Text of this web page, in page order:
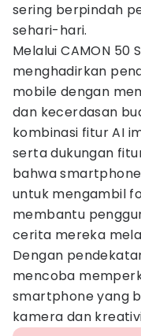
sering berpindah
sehari-hari.
Melalui CAMON 50
menghadirkan
mobile dengan
dan kecerdasan
kombinasi fitur AI
serta dukungan
bahwa
untuk mengambil
membantu
cerita mereka
Dengan
mencoba
smartphone yang
kamera dan